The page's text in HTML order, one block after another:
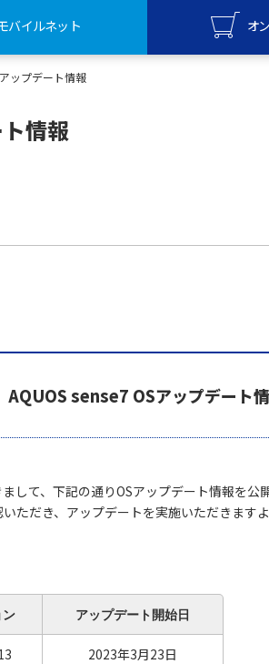
バイルネット オ
ップデート情報
情報
AQUOS sense7 OSアップデート
して、下記の通りOSアップデート情報を公
ただき、アップデートを実施いただきます
アップデート 開始日
2023年3月23日